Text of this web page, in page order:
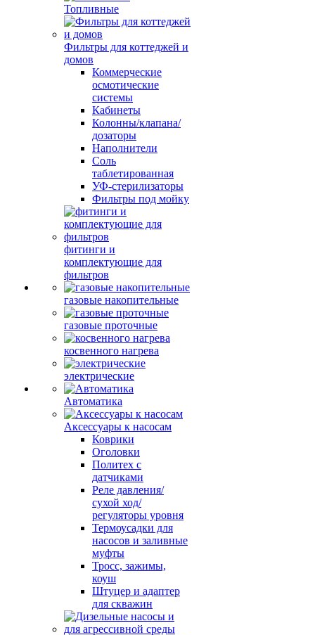
Топливные
Фильтры для коттеджей и
домов
Коммерческие
осмотические
системы
Кабинеты
Колонны/клапана/
дозаторы
Наполнители
Соль
таблетированная
УФ-стерилизаторы
Фильтры под мойку
фитинги и
комплектующие для
фильтров
газовые накопительные
газовые проточные
косвенного нагрева
электрические
Автоматика
Аксессуары к насосам
Коврики
Оголовки
Политех с
датчиками
Реле давления/
сухой ход/
регуляторы уровня
Термоусадки для
насосов и заливные
муфты
Тросс, зажимы,
коуш
Штуцер и адаптер
для скважин